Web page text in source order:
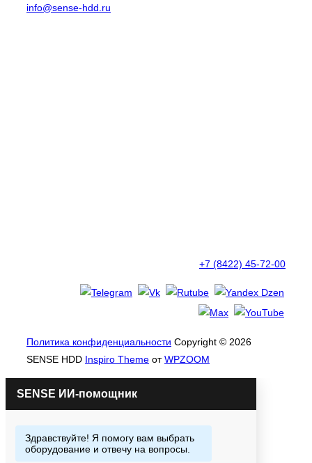
Закажи или спроси меня!!!
info@sense-hdd.ru
+7 (8422) 45-72-00
Политика конфиденциальности Copyright © 2026
SENSE HDD Inspiro Theme отWPZOOM